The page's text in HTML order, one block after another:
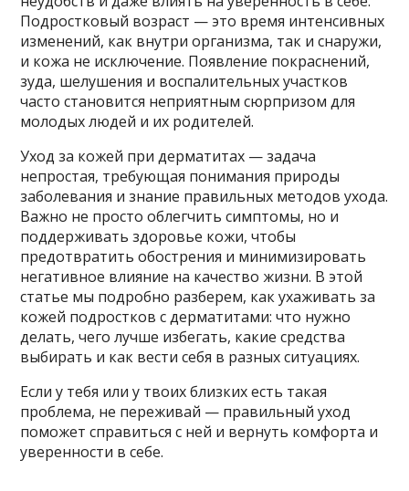
Подростковый возраст — это время интенсивных
изменений, как внутри организма, так и снаружи,
и кожа не исключение. Появление покраснений,
зуда, шелушения и воспалительных участков
часто становится неприятным сюрпризом для
молодых людей и их родителей.
Уход за кожей при дерматитах — задача
непростая, требующая понимания природы
заболевания и знание правильных методов ухода.
Важно не просто облегчить симптомы, но и
поддерживать здоровье кожи, чтобы
предотвратить обострения и минимизировать
негативное влияние на качество жизни. В этой
статье мы подробно разберем, как ухаживать за
кожей подростков с дерматитами: что нужно
делать, чего лучше избегать, какие средства
выбирать и как вести себя в разных ситуациях.
Если у тебя или у твоих близких есть такая
проблема, не переживай — правильный уход
поможет справиться с ней и вернуть комфорта и
уверенности в себе.